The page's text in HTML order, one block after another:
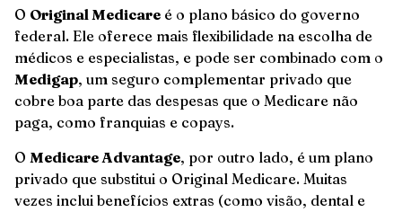
O Original Medicare é o plano básico do governo
federal. Ele oferece mais flexibilidade na escolha de
médicos e especialistas, e pode ser combinado com o
Medigap, um seguro complementar privado que
cobre boa parte das despesas que o Medicare não
paga, como franquias e copays.
O Medicare Advantage, por outro lado, é um plano
privado que substitui o Original Medicare. Muitas
vezes inclui benefícios extras (como visão, dental e